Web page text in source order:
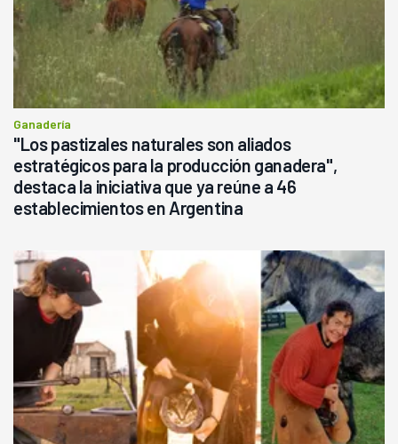
Ganadería
"Los pastizales naturales son aliados
estratégicos para la producción ganadera",
destaca la iniciativa que ya reúne a 46
establecimientos en Argentina